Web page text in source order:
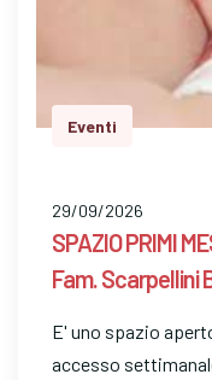
Eventi
29/09/2026
SPAZIO PRIMI
Fam. Scarpellini
E' uno spazio
accesso